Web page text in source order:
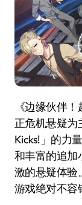
《边缘伙伴！超越 | Side Kicks! beyond》是一款以真
正危机悬疑为
Kicks!」的力
和丰富的追加
激的悬疑体验
游戏绝对不容